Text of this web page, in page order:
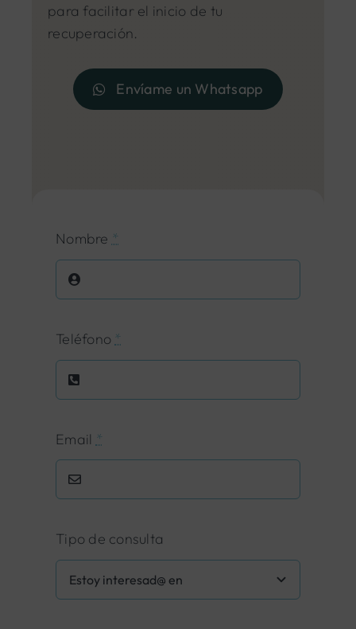
para facilitar el inicio de tu
recuperación.
Envíame un Whatsapp
Nombre *
Teléfono *
Email *
Tipo de consulta